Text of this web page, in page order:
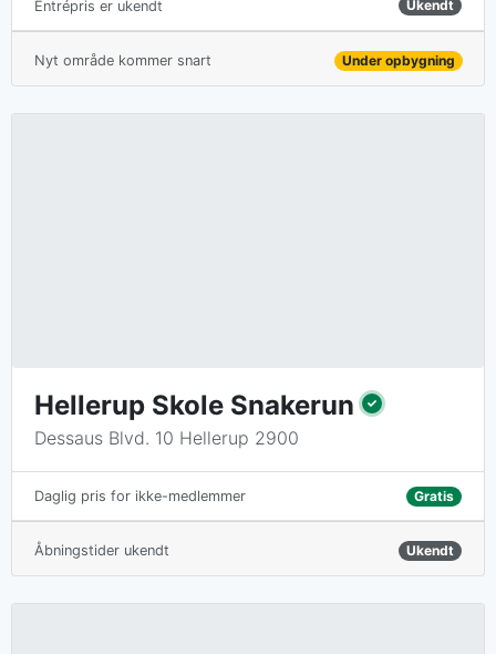
Entrépris er ukendt Ukendt
Nyt område kommer snart Under opbygning
Hellerup Skole Snakerun
Dessaus Blvd. 10 Hellerup 2900
Daglig pris for ikke-medlemmer Gratis
Åbningstider ukendt Ukendt